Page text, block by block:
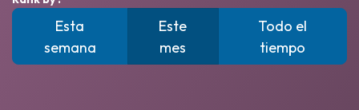
Esta
semana
Este
mes
Todo el
tiempo